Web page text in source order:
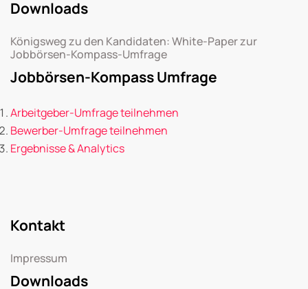
Downloads
Königsweg zu den Kandidaten: White-Paper zur
Jobbörsen-Kompass-Umfrage
Jobbörsen-Kompass Umfrage
Arbeitgeber-Umfrage teilnehmen
Bewerber-Umfrage teilnehmen
Ergebnisse & Analytics
Kontakt
Impressum
Downloads